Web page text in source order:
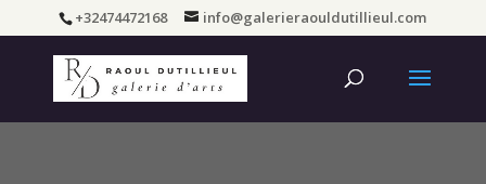
+32474472168 info@galerieraouldutillieul.com